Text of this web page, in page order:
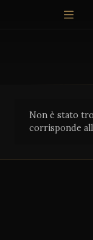
Non è stato
corrisponde